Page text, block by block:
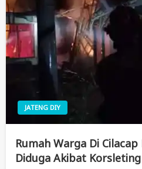
JATENG DIY
Rumah Warga Di
Diduga Akibat